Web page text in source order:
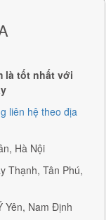
là tốt nhất với
liên hệ theo địa
Hà Nội
Thạnh, Tân Phú,
Yên, Nam Định